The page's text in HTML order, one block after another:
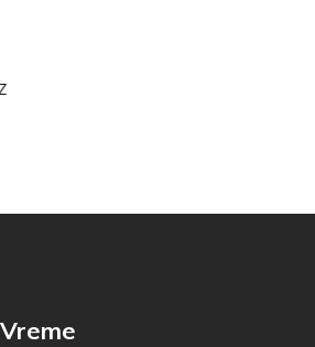
Vreme